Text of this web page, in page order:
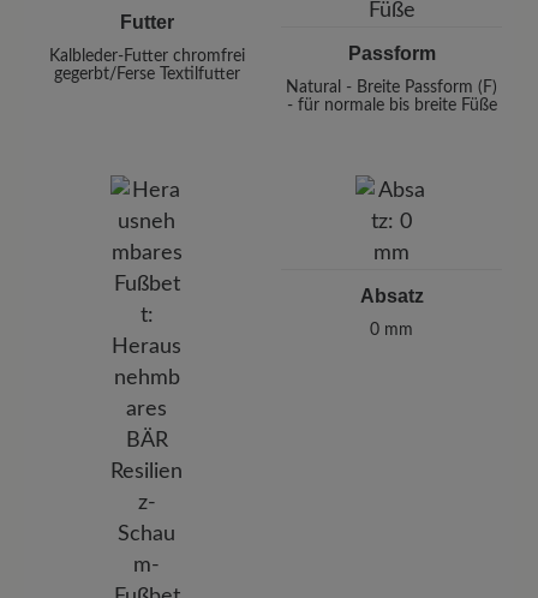
Futter
Kalbleder-Futter chromfrei
gegerbt/Ferse Textilfutter
Passform
Natural - Breite Passform (F)
- für normale bis breite Füße
Absatz
0 mm